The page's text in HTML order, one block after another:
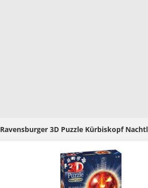
Ravensburger 3D Puzzle Kürbiskopf